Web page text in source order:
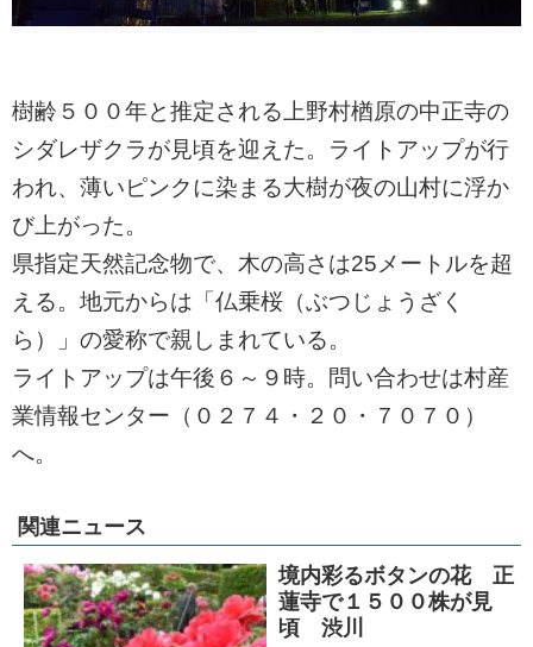
ㅤ樹齢５００年と推定される上野村楢原の中正寺の
シダレザクラが見頃を迎えた。ライトアップが行
われ、薄いピンクに染まる大樹が夜の山村に浮か
び上がった。
ㅤ県指定天然記念物で、木の高さは25メートルを超
える。地元からは「仏乗桜（ぶつじょうざく
ら）」の愛称で親しまれている。
ㅤライトアップは午後６～９時。問い合わせは村産
業情報センター（０２７４・２０・７０７０）
へ。
関連ニュース
境内彩るボタンの花 正
蓮寺で１５００株が見
頃 渋川